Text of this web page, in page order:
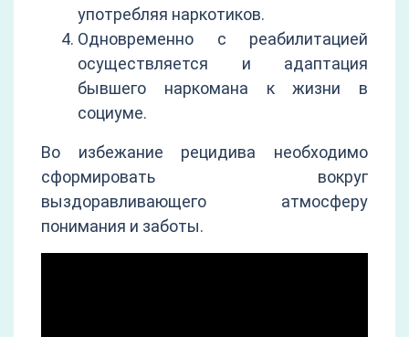
употребляя наркотиков.
Одновременно с реабилитацией
осуществляется и адаптация
бывшего наркомана к жизни в
социуме.
Во избежание рецидива необходимо
сформировать вокруг
выздоравливающего атмосферу
понимания и заботы.